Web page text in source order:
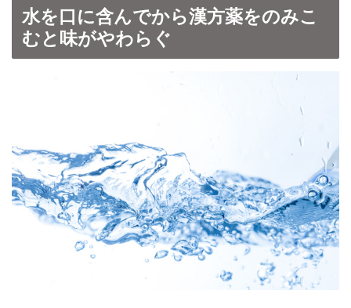
水を口に含んでから漢方薬をのみこ
むと味がやわらぐ